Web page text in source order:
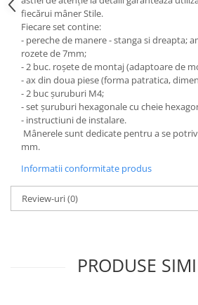
fiecărui mâner Stile.
Fiecare set contine:
- pereche de manere - stanga si dreapta;
rozete de 7mm;
- 2 buc. roşete de montaj (adaptoare de
- ax din doua piese (forma patratica,
- 2 buc șuruburi M4;
- set șuruburi hexagonale cu cheie
- instructiuni de instalare.
Mânerele sunt dedicate pentru a se
mm.
Informatii conformitate produs
Review-uri(0)
PRODUSE